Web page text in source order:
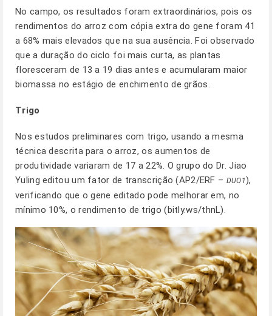
No campo, os resultados foram extraordinários, pois os
rendimentos do arroz com cópia extra do gene foram 41
a 68% mais elevados que na sua ausência. Foi observado
que a duração do ciclo foi mais curta, as plantas
floresceram de 13 a 19 dias antes e acumularam maior
biomassa no estágio de enchimento de grãos.
Trigo
Nos estudos preliminares com trigo, usando a mesma
técnica descrita para o arroz, os aumentos de
produtividade variaram de 17 a 22%. O grupo do Dr. Jiao
Yuling editou um fator de transcrição (AP2/ERF – DUO1),
verificando que o gene editado pode melhorar em, no
mínimo 10%, o rendimento de trigo (bitly.ws/thnL).